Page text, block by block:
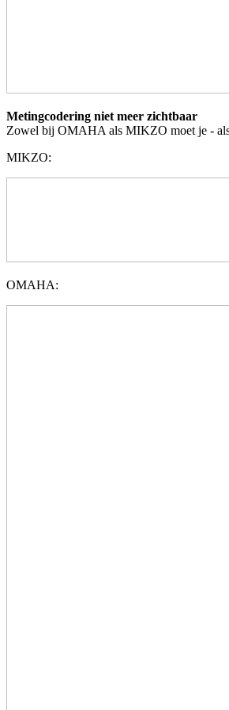
Metingcodering niet meer zichtbaar
Zowel bij OMAHA als MIKZO moet je - als
MIKZO:
OMAHA: